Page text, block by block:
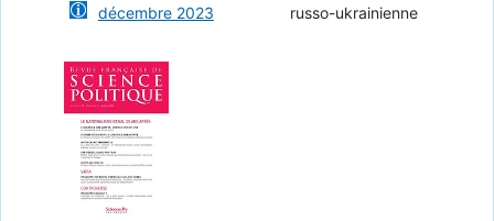
décembre 2023
russo-ukrainienne